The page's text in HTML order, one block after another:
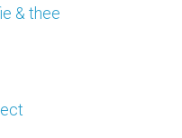
& thee